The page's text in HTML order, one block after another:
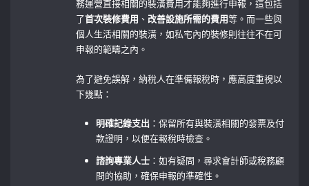
務運營直接相關的裝潢費用才能夠進行申報，這包括
了首次裝修費用 、 改善設施所需的費用等。而一些與
個人生活相關的裝潢，如私宅內的裝修則往往不在可
申報的範疇之內。
為了避免誤解，納稅人在準備報稅時，應高度重視以
下幾點：
明確記錄支出 ：保留所有與裝潢相關的發票及付
款證明，以便在報稅時檢查。
諮詢專業人士 ：如有疑問，尋求會計師或稅務顧
問的協助，確保申報的準確性。